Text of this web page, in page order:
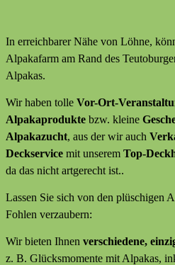
In erreichbarer Nähe von Löhne,
Alpakafarm am Rand des
Alpakas.
Wir haben tolle Vor-Ort-
Alpakaprodukte bzw. kleine
Alpakazucht, aus der wir auch
Deckservice mit unserem Top-
da das nicht artgerecht ist..
Lassen Sie sich von den plüschigen
Fohlen verzaubern:
Wir bieten Ihnen verschiedene,
z. B. Glücksmomente mit Alpakas,